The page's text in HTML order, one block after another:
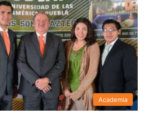
Academia